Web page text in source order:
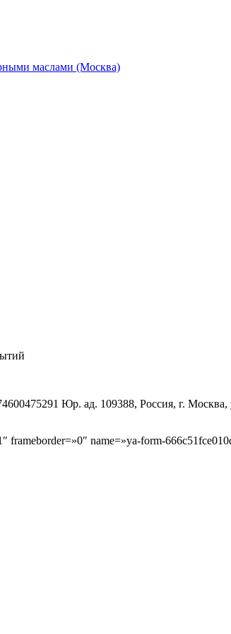
маслами (Москва)
Юр. ад. 109388, Россия, г. Москва,
frameborder=»0″ name=»ya-form-